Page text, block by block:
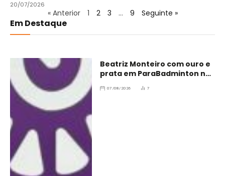
20/07/2026
« Anterior 1 2 3 … 9 Seguinte »
Em Destaque
Beatriz Monteiro com ouro e
prata em ParaBadminton no
07/08/2026 7